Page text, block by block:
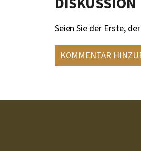
Seien Sie der Erste,
KOMMENTAR